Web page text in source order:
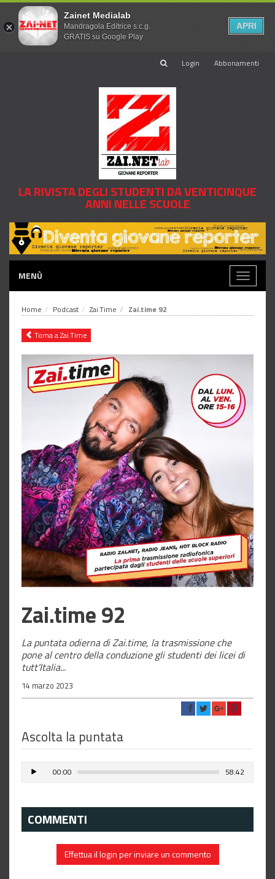
Login Abbonamenti
LA RIVISTA DEGLI STUDENTI DA VENTICINQUE
ANNI NELLE SCUOLE
MENÙ
Toggle
Home Podcast Zai.Time Zai.time 92
Torna a Zai.Time
Zai.time 92
La puntata odierna di Zai.time, la trasmissione che
pone al centro della conduzione gli studenti dei licei di
tutt'Italia...
14 marzo 2023
Ascolta la puntata
00:00 58:42
COMMENTI
Effettua il login per inviare un commento
Zainet Medialab
Mandragola Editrice s.c.g.
GRATIS su Google Play
APRI